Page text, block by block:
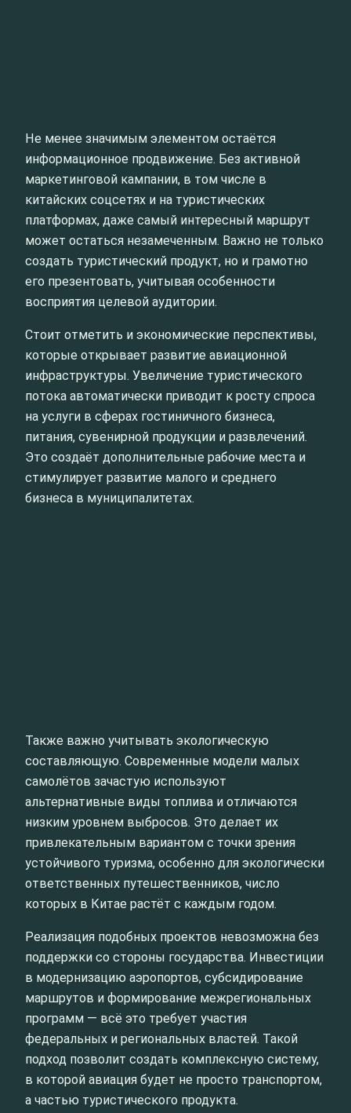
Не менее значимым элементом остаётся
информационное продвижение. Без активной
маркетинговой кампании, в том числе в
китайских соцсетях и на туристических
платформах, даже самый интересный маршрут
может остаться незамеченным. Важно не только
создать туристический продукт, но и грамотно
его презентовать, учитывая особенности
восприятия целевой аудитории.
Стоит отметить и экономические перспективы,
которые открывает развитие авиационной
инфраструктуры. Увеличение туристического
потока автоматически приводит к росту спроса
на услуги в сферах гостиничного бизнеса,
питания, сувенирной продукции и развлечений.
Это создаёт дополнительные рабочие места и
стимулирует развитие малого и среднего
бизнеса в муниципалитетах.
Также важно учитывать экологическую
составляющую. Современные модели малых
самолётов зачастую используют
альтернативные виды топлива и отличаются
низким уровнем выбросов. Это делает их
привлекательным вариантом с точки зрения
устойчивого туризма, особенно для экологически
ответственных путешественников, число
которых в Китае растёт с каждым годом.
Реализация подобных проектов невозможна без
поддержки со стороны государства. Инвестиции
в модернизацию аэропортов, субсидирование
маршрутов и формирование межрегиональных
программ — всё это требует участия
федеральных и региональных властей. Такой
подход позволит создать комплексную систему,
в которой авиация будет не просто транспортом,
а частью туристического продукта.